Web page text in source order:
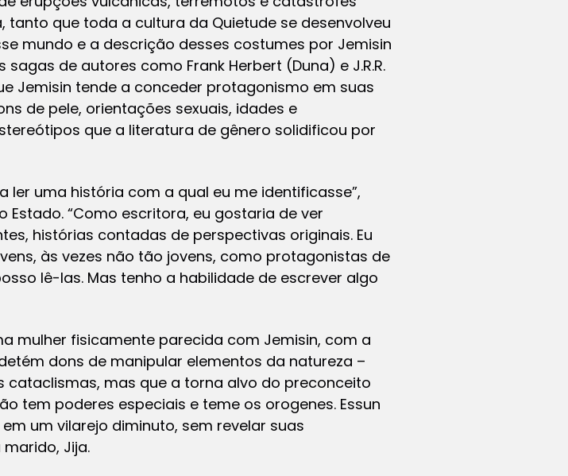
que toda a cultura da Quietude se desenvolveu
mundo e a descrição desses costumes por Jemisin
de autores como Frank Herbert (Duna) e J.R.R.
Jemisin tende a conceder protagonismo em suas
de pele, orientações sexuais, idades e
que a literatura de gênero solidificou por
ler uma história com a qual eu me identificasse”,
“Como escritora, eu gostaria de ver
histórias contadas de perspectivas originais. Eu
às vezes não tão jovens, como protagonistas de
lê-las. Mas tenho a habilidade de escrever algo
mulher fisicamente parecida com Jemisin, com a
dons de manipular elementos da natureza –
mas que a torna alvo do preconceito
tem poderes especiais e teme os orogenes. Essun
um vilarejo diminuto, sem revelar suas
Jija.